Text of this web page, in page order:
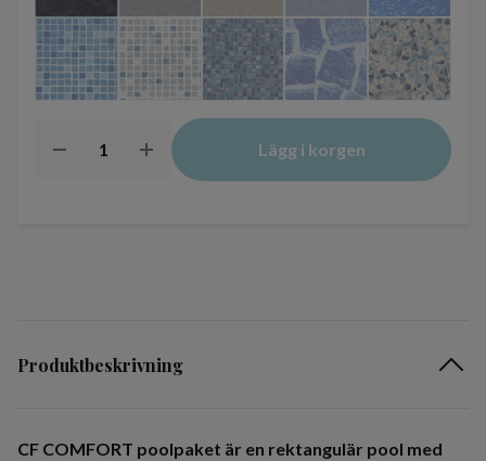
Lägg i korgen
Produktbeskrivning
CF COMFORT poolpaket är en rektangulär pool med